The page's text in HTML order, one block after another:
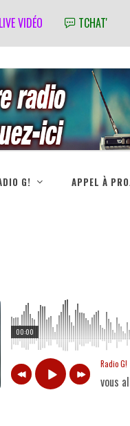
LIVE VIDÉO TCHAT'
G! APPEL À
00:00
Radio G!
vous